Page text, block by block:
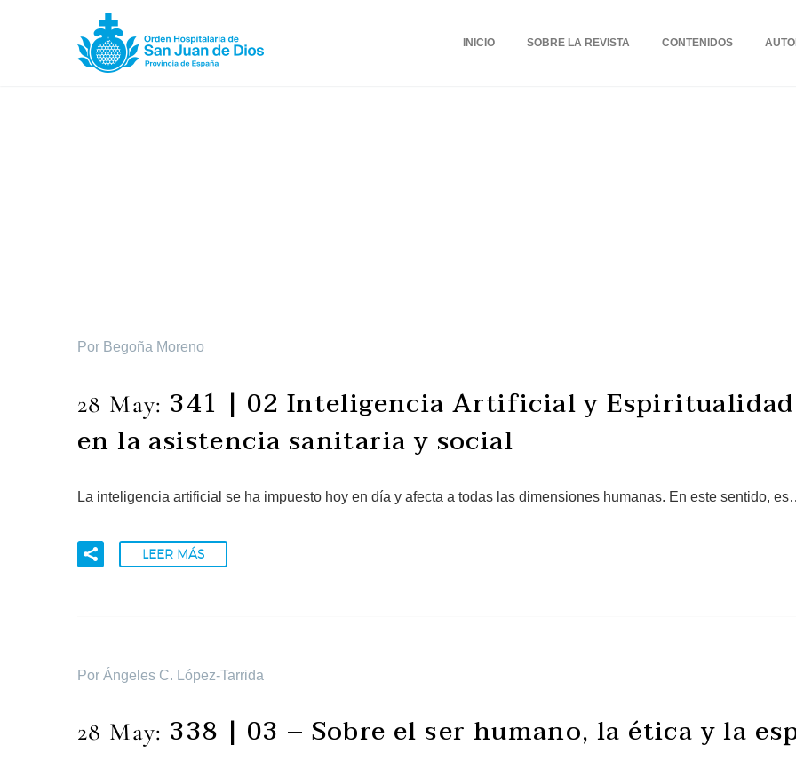
INICIO SOBRE LA REVISTA CONTENIDOS
Por Begoña Moreno
28 May: 341 | 02 Inteligencia Artificial y
en la asistencia sanitaria y social
La inteligencia artificial se ha impuesto hoy en día y afecta a todas las dimensiones humanas. En este sentido,
LEER MÁS
Por Ángeles C. López-Tarrida
28 May: 338 | 03 – Sobre el ser humano, la ética y la